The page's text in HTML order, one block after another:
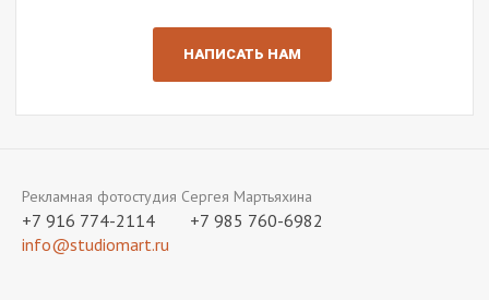
НАПИСАТЬ НАМ
Рекламная фотостудия Сергея Мартьяхина
+7 916 774-2114
+7 985 760-6982
info@studiomart.ru